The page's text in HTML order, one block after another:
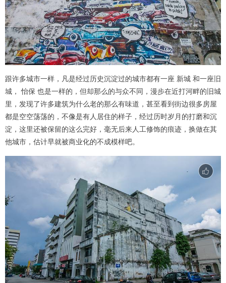
跟许多城市一样，凡是经过历史沉淀过的城市都有一座 新城 和一座旧
城， 怡保 也是一样的，但却那么的与众不同，漫步在近打河畔的旧城
里，发现了许多建筑为什么老的那么有味道，甚至看到街边很多房屋
都是空空荡荡的，不像是有人居住的样子，经过历时岁月的打磨和沉
淀，这里还被保留的这么完好，毫无后来人工修饰的痕迹，换做在其
他城市，估计早就被商业化的不成模样吧。